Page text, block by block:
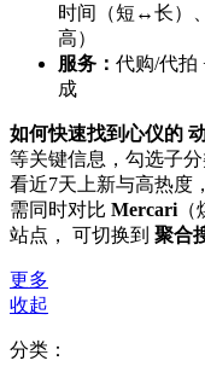
时间（短↔长）
高）
服务： 代购/代拍
成
如何快速找到心仪的
等关键信息，勾选子
看近7天上新与高热度
需同时对比 Mercari
站点， 可切换到 聚合
更多
收起
分类：